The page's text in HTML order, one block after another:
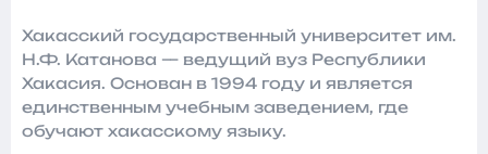
Хакасский государственный университет им.
Н.Ф. Катанова — ведущий вуз Республики
Хакасия. Основан в 1994 году и является
единственным учебным заведением, где
обучают хакасскому языку.